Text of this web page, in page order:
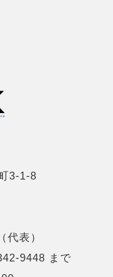
3-1-8
表）
9448 まで